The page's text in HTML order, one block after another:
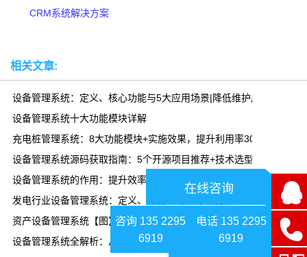
CRM系统解决方案
相关文章:
设备管理系统：定义、核心功能与5大应用场景|降低维护成本30%
设备管理系统十大功能模块详解
充电桩管理系统：8大功能模块+实施效果，提升利用率300%
设备管理系统源码获取指南：5个开源项目推荐+技术选型
设备管理系统的作用：提升效率、降低成本、延长寿命|乾元坤和
发电行业设备管理系统：定义、功能、特性与实施价值
资产设备管理系统【图】
设备管理系统全解析：从预防性维护到预测性维护，降本30%的实战
在线咨询
咨询 135 2295
6919
电话 135 2295
6919